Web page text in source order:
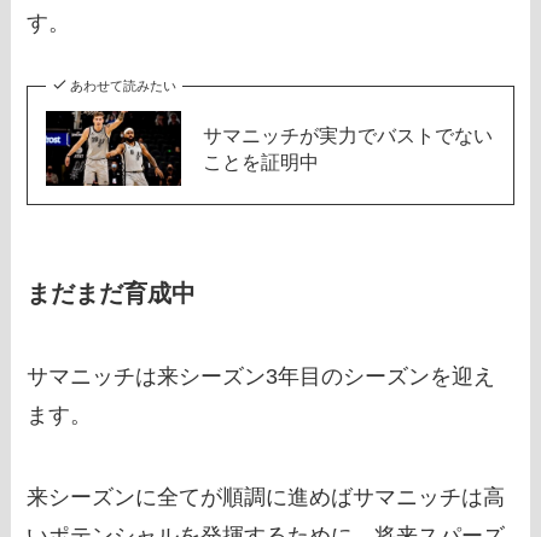
す。
あわせて読みたい
サマニッチが実力でバストでない
ことを証明中
まだまだ育成中
サマニッチは来シーズン3年目のシーズンを迎え
ます。
来シーズンに全てが順調に進めばサマニッチは高